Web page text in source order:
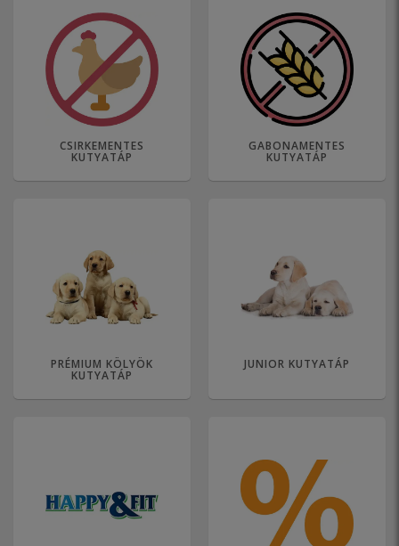
CSIRKEMENTES
KUTYATÁP
GABONAMENTES
KUTYATÁP
PRÉMIUM KÖLYÖK
KUTYATÁP
JUNIOR KUTYATÁP